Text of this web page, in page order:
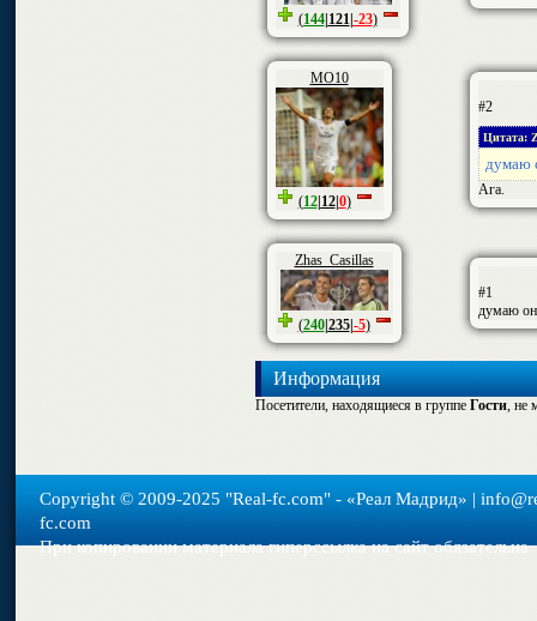
(144| 121| -23)
MO10
(12|12|0)
#2
Цитата:
думаю
Ага.
Zhas_Casillas
(240|235|-5)
#1
думаю он
Информация
Посетители, находящиеся в группе Гости, не
Copyright © 2009-2025 "Real-fс.com" - «Реал Мадрид» |
fc.com
При копировании материала гиперссылка на сайт обязательна